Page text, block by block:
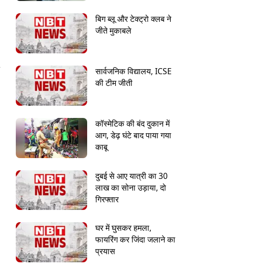
बिग ब्लू और टेक्ट्रो क्लब ने
जीते मुकाबले
सार्वजनिक विद्यालय, ICSE
की टीम जीती
कॉस्मेटिक की बंद दुकान में
आग, डेढ़ घंटे बाद पाया गया
काबू
दुबई से आए यात्री का 30
लाख का सोना उड़ाया, दो
गिरफ्तार
घर में घुसकर हमला,
फायरिंग कर जिंदा जलाने का
प्रयास